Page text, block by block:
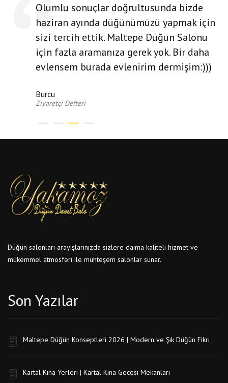
Olumlu sonuçlar doğrultusunda bizde
haziran ayında düğünümüzü yapmak için
sizi tercih ettik. Maltepe Düğün Salonu
için fazla aramanıza gerek yok. Bir daha
evlensem burada evlenirim dermişim:)))
Burcu
Ziyaretçi Defteri
Düğün salonları arayışlarınızda sizlere daima kaliteli hizmet ve
mükemmel atmosferi ile muhteşem salonlar sunar.
Son Yazılar
Maltepe Düğün Konseptleri 2026 | Modern ve Şık Düğün Fikri
Kartal Kına Yerleri | Kartal Kına Gecesi Mekanları